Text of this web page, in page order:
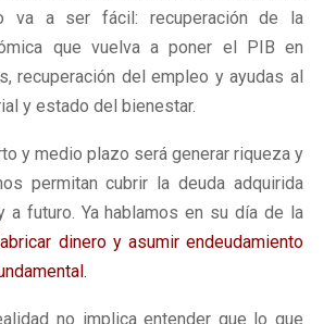
va a ser fácil: recuperación de la
que vuelva a poner el PIB en
recuperación del empleo y ayudas al
y estado del bienestar.
y medio plazo será generar riqueza y
permitan cubrir la deuda adquirida
a futuro. Ya hablamos en su día de la
dinero y asumir endeudamiento
no implica entender que lo que